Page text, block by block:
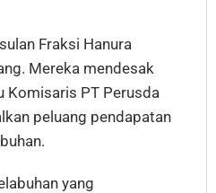
Fraksi Hanura
Mereka mendesak
Komisaris PT Perusda
peluang pendapatan
yang